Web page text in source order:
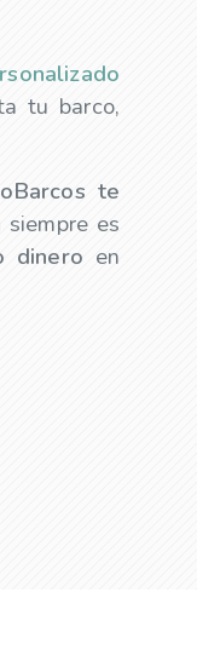
tu barco,
te
es
dinero en